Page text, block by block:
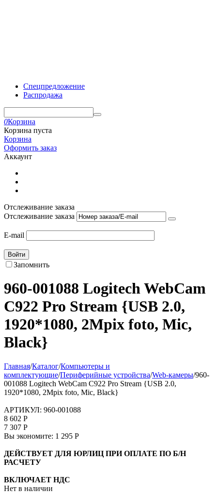
Спецпредложение
Распродажа
0Корзина
Корзина пуста
Корзина
Оформить заказ
Аккаунт
Отслеживание заказа
Отслеживание заказа
E-mail
Войти
Запомнить
960-001088 Logitech WebCam
C922 Pro Stream {USB 2.0,
1920*1080, 2Mpix foto, Mic,
Black}
Главная/Каталог/Компьютеры и
комплектующие/Периферийные устройства/Web-камеры/960-
001088 Logitech WebCam C922 Pro Stream {USB 2.0,
1920*1080, 2Mpix foto, Mic, Black}
АРТИКУЛ: 960-001088
8 602 Р
7 307 Р
Вы экономите: 1 295 Р
ДЕЙСТВУЕТ ДЛЯ ЮРЛИЦ ПРИ ОПЛАТЕ ПО Б/Н
РАСЧЕТУ
ВКЛЮЧАЕТ НДС
Нет в наличии